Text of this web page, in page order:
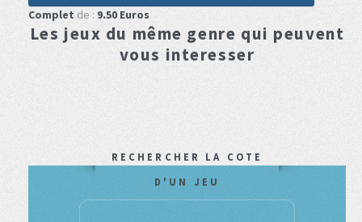
Complet de : 9.50 Euros
Les jeux du même genre qui peuvent
vous interesser
RECHERCHER LA COTE
D'UN JEU